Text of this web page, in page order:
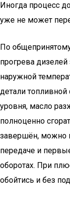
Иногда процесс
уже не может
По
прогрева
наружной
детали
уровня, масло
полноценно
завершён, можно
передаче и
оборотах. При
обойтись и без